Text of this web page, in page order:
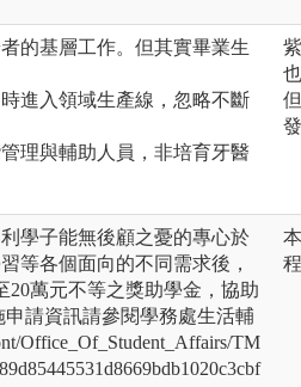
的基層工作。但其實畢業生
進入領域生產線，忽略不斷
理與輔助人員，非培育牙醫
學子能無後顧之憂的專心於
等各個面向的不同需求後，
20萬元不等之獎助學金，協助
請資訊請參閱學務處生活輔
Office_Of_Student_Affairs/TM